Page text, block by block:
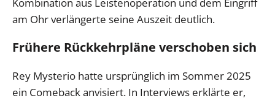
Kombination aus Leistenoperation und dem Eingriff
am Ohr verlängerte seine Auszeit deutlich.
Frühere Rückkehrpläne verschoben sich
Rey Mysterio hatte ursprünglich im Sommer 2025
ein Comeback anvisiert. In Interviews erklärte er,